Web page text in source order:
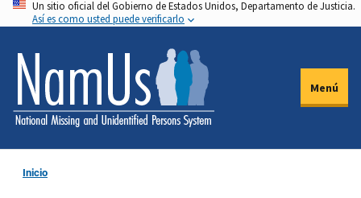
Pasar
al
contenido
principal
Un sitio oficial del Gobierno de Estados Unidos, Departamento de Justicia.
Así es como usted puede verificarlo
Menú
Inicio